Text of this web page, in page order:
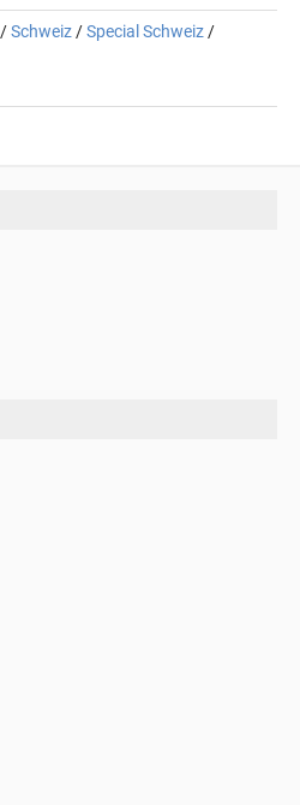
/Schweiz /Special Schweiz /